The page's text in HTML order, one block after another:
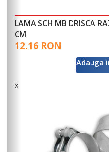
LAMA SCHIMB DRISCA
CM
12.16 RON
Adauga
x